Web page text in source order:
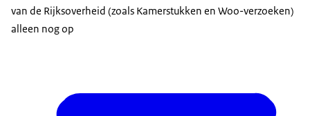
van de Rijksoverheid (zoals Kamerstukken en Woo-verzoeken)
alleen nog op